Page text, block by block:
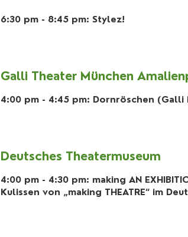
6:30 pm - 8:45 pm: Stylez!
Galli Theater München
4:00 pm - 4:45 pm: Dornröschen
Deutsches Theatermuseum
4:00 pm - 4:30 pm: making AN
Kulissen von „making THEATRE“ im